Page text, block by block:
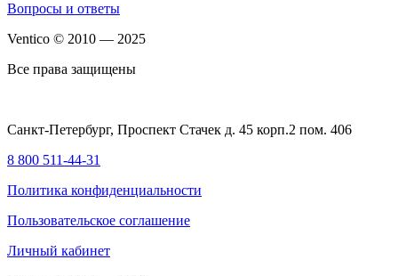
Вопросы и ответы
Ventico © 2010 — 2025
Все права защищены
Санкт-Петербург, Проспект Стачек д. 45 корп.2 пом. 406
8 800 511-44-31
Политика конфиденциальности
Пользовательское соглашение
Личный кабинет